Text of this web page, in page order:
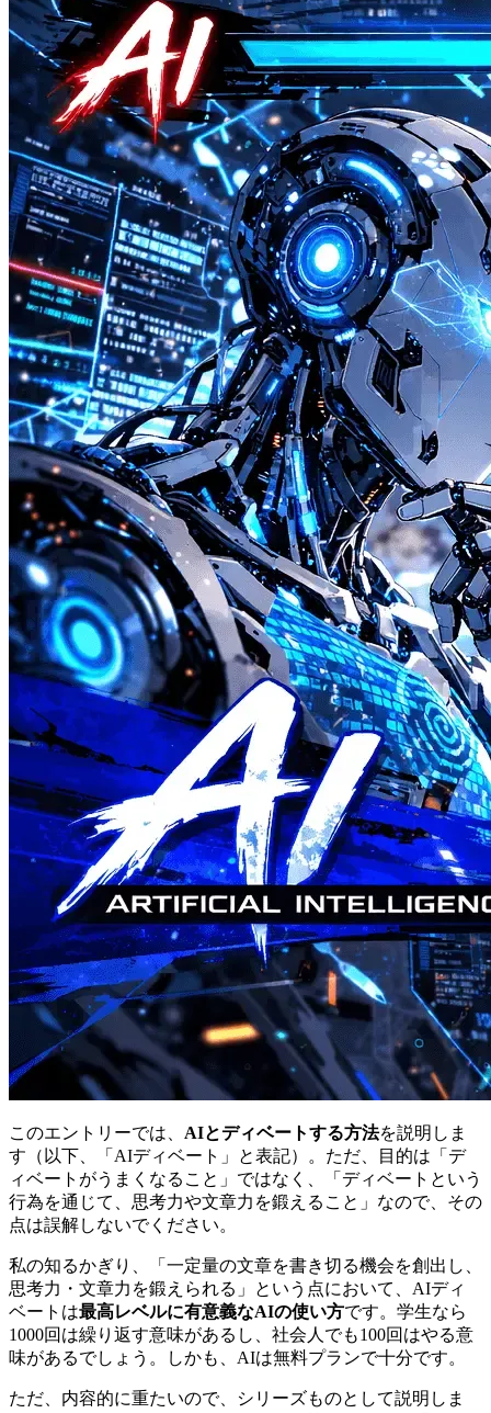
このエントリーでは、 AIとディベートする方法を説明しま
す（以下、「AIディベート」と表記）。ただ、目的は「デ
ィベートがうまくなること」ではなく、「ディベートという
行為を通じて、思考力や文章力を鍛えること」なので、その
点は誤解しないでください。
私の知るかぎり、「一定量の文章を書き切る機会を創出し、
思考力・文章力を鍛えられる」という点において、AIディ
ベートは最高レベルに有意義なAIの使い方です。学生なら
1000回は繰り返す意味があるし、社会人でも100回はやる意
味があるでしょう。しかも、AIは無料プランで十分です。
ただ、内容的に重たいので、シリーズものとして説明しま